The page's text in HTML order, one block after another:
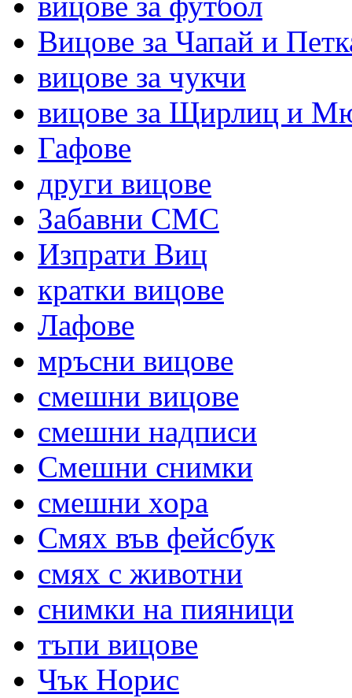
Вицове за Чапай и
вицове за чукчи
вицове за Щирлиц и
Гафове
други вицове
Забавни СМС
Изпрати Виц
кратки вицове
Лафове
мръсни вицове
смешни вицове
смешни надписи
Смешни снимки
смешни хора
Смях във фейсбук
смях с животни
снимки на пияници
тъпи вицове
Чък Норис